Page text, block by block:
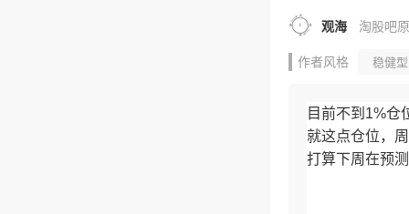
观海 淘股吧
作者风格 稳健型
目前不到1%仓
就这点仓位，
打算下周在预